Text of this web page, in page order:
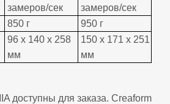
замеров/сек
замеров/сек
850 г
950 г
96 х 140 х 258
мм
150 х 171 х 251
мм
доступны для заказа. Creaform